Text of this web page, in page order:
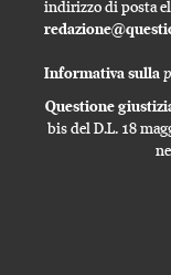
indirizzo di posta
Informativa sulla
Questione
bis del D.L. 18